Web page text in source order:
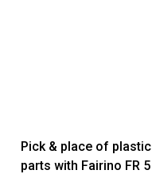
Pick & place of plastic
parts with Fairino FR 5